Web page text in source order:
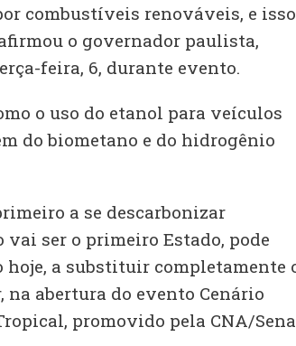
combustíveis renováveis, e isso
o governador paulista,
feira, 6, durante evento.
o uso do etanol para veículos
do biometano e do hidrogênio
a se descarbonizar
vai ser o primeiro Estado, pode
hoje, a substituir completamente
na abertura do evento Cenário
promovido pela CNA/